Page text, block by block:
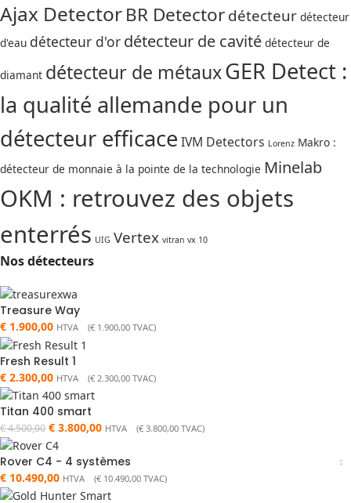
Ajax DetectorBR Detectordétecteur détecteur
d'eau détecteur d'or détecteur de cavité détecteur de
diamant détecteur de métauxGER Detect :
la qualité allemande pour un
détecteur efficace IVM Detectors Lorenz Makro :
détecteur de monnaie à la pointe de la technologie Minelab
OKM : retrouvez des objets
enterrés UIG Vertex vitran vx 10
Nos détecteurs
Treasure Way
€ 1.900,00 HTVA (€ 1.900,00 TVAC)
Fresh Result 1
€ 2.300,00 HTVA (€ 2.300,00 TVAC)
Titan 400 smart
€4.500,00 € 3.800,00 HTVA (€ 3.800,00 TVAC)
Rover C4 - 4 systèmes
€ 10.490,00 HTVA (€ 10.490,00 TVAC)